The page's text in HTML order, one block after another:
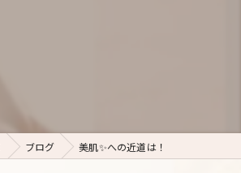
ブログ 美肌✨への近道は！